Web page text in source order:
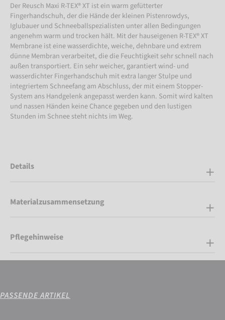
Der Reusch Maxi R-TEX® XT ist ein warm gefütterter
Fingerhandschuh, der die Hände der kleinen Pistenrowdys,
Iglubauer und Schneeballspezialisten unter allen Bedingungen
angenehm warm und trocken hält. Mit der hauseigenen R-TEX® XT
Membrane ist eine wasserdichte, weiche, dehnbare und extrem
dünne Membran verarbeitet, die die Feuchtigkeit sehr schnell nach
außen transportiert. Ein sehr weicher, garantiert wind- und
wasserdichter Fingerhandschuh mit extra langer Stulpe und
integriertem Schneefang am Abschluss, der mit einem Stopper-
System ans Handgelenk angepasst werden kann. Somit wird kalten
und nassen Händen keine Chance gegeben und den lustigen
Stunden im Schnee steht nichts im Weg.
Details
Materialzusammensetzung
Pflegehinweise
PASSENDE ARTIKEL